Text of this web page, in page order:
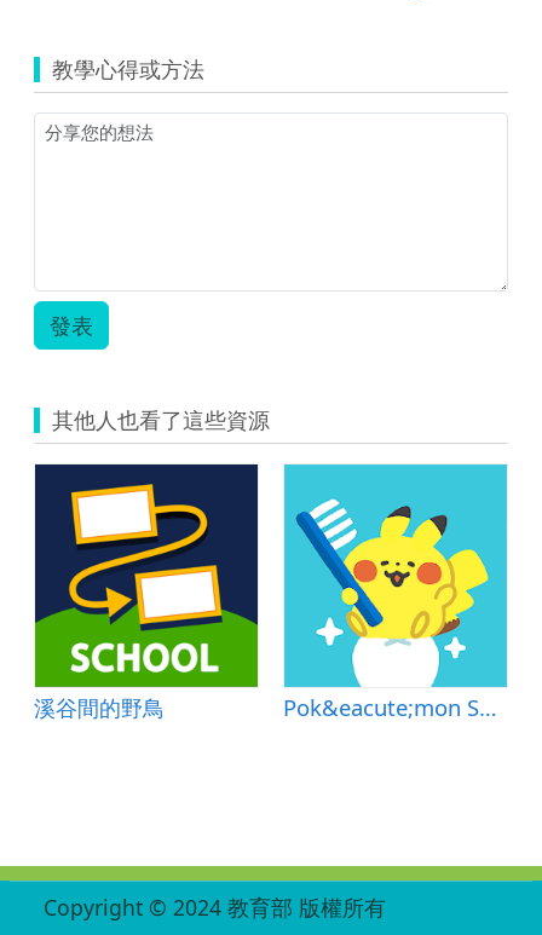
覽
計
畫
動
教
—
四
季
太
陽
升
落
的
路
徑.pdf
教學心得或方法
發表
其他人也看了這些資源
溪谷間的野鳥 Pok&eacute;mon Smile
Copyright © 2024 教育部 版權所有